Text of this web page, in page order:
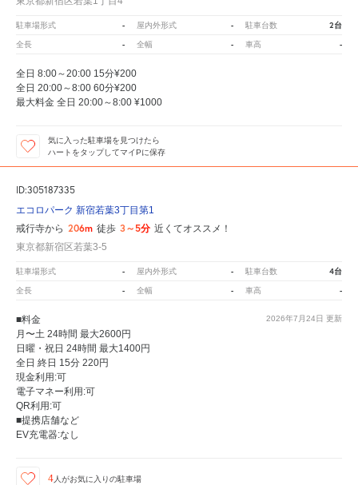
駐車場形式 - 屋内外形式 - 駐車台数 2台
全長 - 全幅 - 車高 -
全日 8:00～20:00 15分¥200
全日 20:00～8:00 60分¥200
最大料金 全日 20:00～8:00 ¥1000
気に入った駐車場を見つけたら
ハートをタップしてマイPに保存
ID:305187335
エコロパーク 新宿若葉3丁目第1
戒行寺から 206m 徒歩 3～5分 近くてオススメ！
東京都新宿区若葉3-5
駐車場形式 - 屋内外形式 - 駐車台数 4台
全長 - 全幅 - 車高 -
2026年7月24日 更新
■料金
月〜土 24時間 最大2600円
日曜・祝日 24時間 最大1400円
全日 終日 15分 220円
現金利用:可
電子マネー利用:可
QR利用:可
■提携店舗など
EV充電器:なし
4 人がお気に入りの駐車場